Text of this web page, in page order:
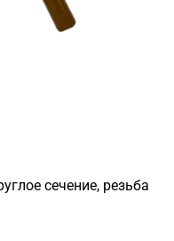
сечение, резьба